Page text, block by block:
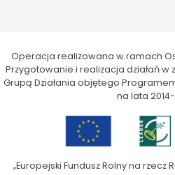
Operacja realizowana w ramach
Przygotowanie i realizacja działań w
Grupą Działania objętego
na lata
„Europejski Fundusz Rolny na rzecz